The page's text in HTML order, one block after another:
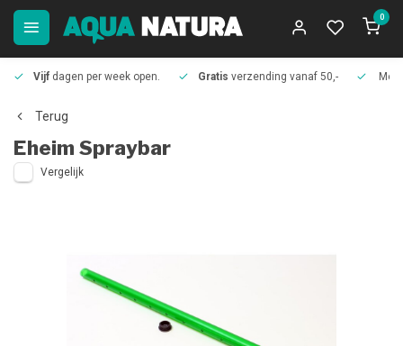
0
Vijf dagen per week open. Gratis verzending vanaf 50,-
Terug
Eheim Spraybar
Vergelijk